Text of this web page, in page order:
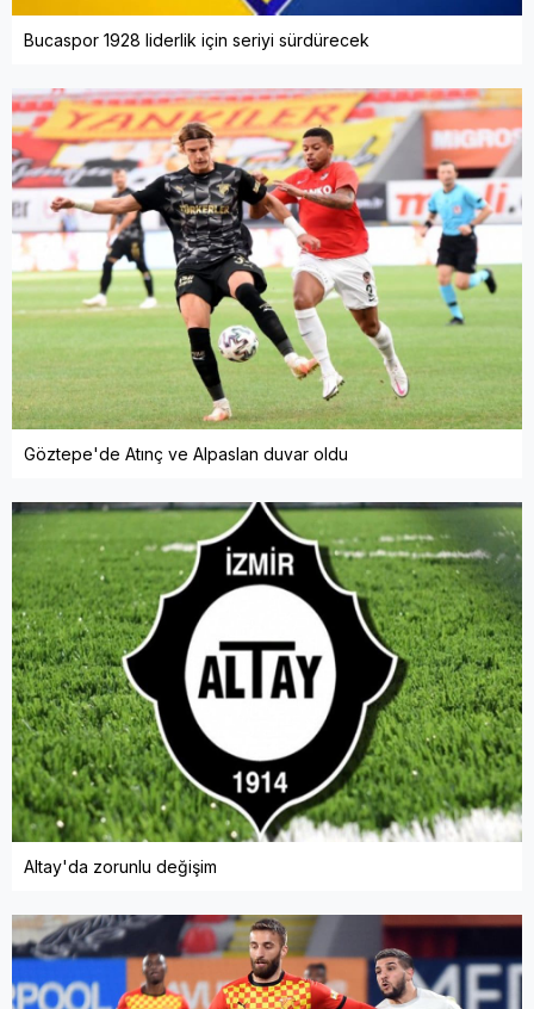
Bucaspor 1928 liderlik için seriyi sürdürecek
Göztepe'de Atınç ve Alpaslan duvar oldu
Altay'da zorunlu değişim